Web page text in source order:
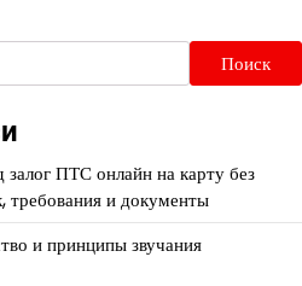
Поиск
ПТС онлайн на карту без
требования и документы
и принципы звучания